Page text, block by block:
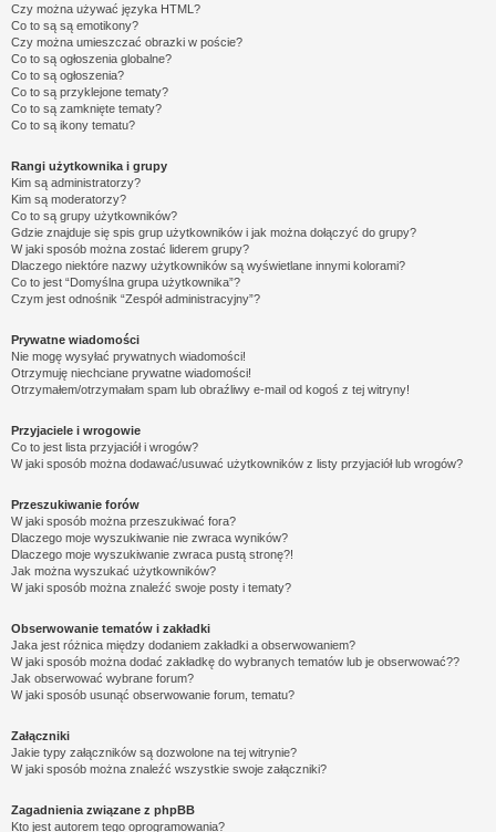
Czy można używać języka HTML?
Co to są są emotikony?
Czy można umieszczać obrazki w poście?
Co to są ogłoszenia globalne?
Co to są ogłoszenia?
Co to są przyklejone tematy?
Co to są zamknięte tematy?
Co to są ikony tematu?
Rangi użytkownika i grupy
Kim są administratorzy?
Kim są moderatorzy?
Co to są grupy użytkowników?
Gdzie znajduje się spis grup użytkowników i jak można dołączyć do grupy?
W jaki sposób można zostać liderem grupy?
Dlaczego niektóre nazwy użytkowników są wyświetlane innymi kolorami?
Co to jest “Domyślna grupa użytkownika”?
Czym jest odnośnik “Zespół administracyjny”?
Prywatne wiadomości
Nie mogę wysyłać prywatnych wiadomości!
Otrzymuję niechciane prywatne wiadomości!
Otrzymałem/otrzymałam spam lub obraźliwy e-mail od kogoś z tej witryny!
Przyjaciele i wrogowie
Co to jest lista przyjaciół i wrogów?
W jaki sposób można dodawać/usuwać użytkowników z listy przyjaciół lub wrogów?
Przeszukiwanie forów
W jaki sposób można przeszukiwać fora?
Dlaczego moje wyszukiwanie nie zwraca wyników?
Dlaczego moje wyszukiwanie zwraca pustą stronę?!
Jak można wyszukać użytkowników?
W jaki sposób można znaleźć swoje posty i tematy?
Obserwowanie tematów i zakładki
Jaka jest różnica między dodaniem zakładki a obserwowaniem?
W jaki sposób można dodać zakładkę do wybranych tematów lub je obserwować??
Jak obserwować wybrane forum?
W jaki sposób usunąć obserwowanie forum, tematu?
Załączniki
Jakie typy załączników są dozwolone na tej witrynie?
W jaki sposób można znaleźć wszystkie swoje załączniki?
Zagadnienia związane z phpBB
Kto jest autorem tego oprogramowania?